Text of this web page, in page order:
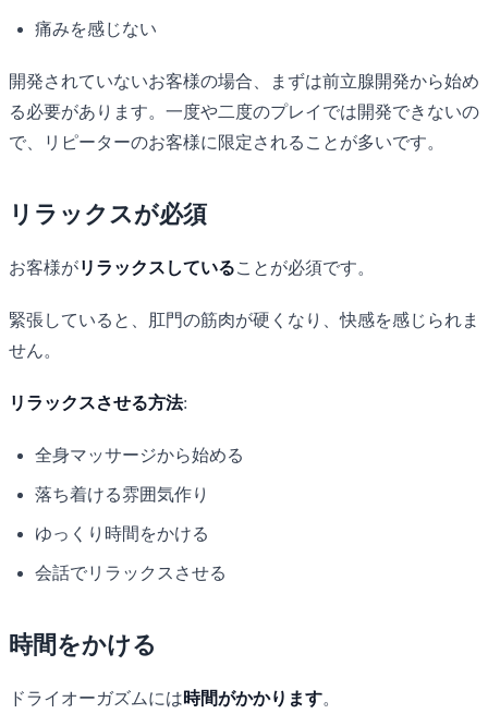
痛みを感じない
開発されていないお客様の場合、まずは前立腺開発から始め
る必要があります。一度や二度のプレイでは開発できないの
で、リピーターのお客様に限定されることが多いです。
リラックスが必須
お客様がリラックスしていることが必須です。
緊張していると、肛門の筋肉が硬くなり、快感を感じられま
せん。
リラックスさせる方法:
全身マッサージから始める
落ち着ける雰囲気作り
ゆっくり時間をかける
会話でリラックスさせる
時間をかける
ドライオーガズムには時間がかかります。